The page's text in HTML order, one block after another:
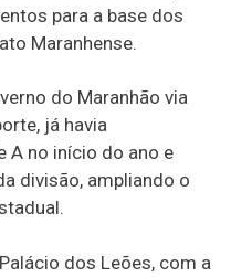
para a base dos
Maranhense.
do Maranhão via
já havia
A no início do ano e
divisão, ampliando o
dos Leões, com a